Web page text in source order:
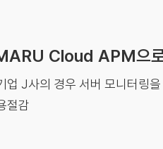
Cloud APM으
업 J사의 경우 서버 모니터링
절감